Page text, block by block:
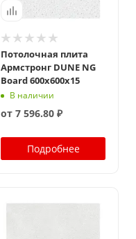
Потолочная плита
Армстронг DUNE NG
Board 600x600x15
В наличии
от 7 596.80 ₽
Подробнее